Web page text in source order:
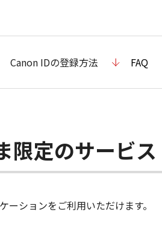
Canon IDの登録方法 FAQ
限定のサービス
ーションをご利用いただけます。